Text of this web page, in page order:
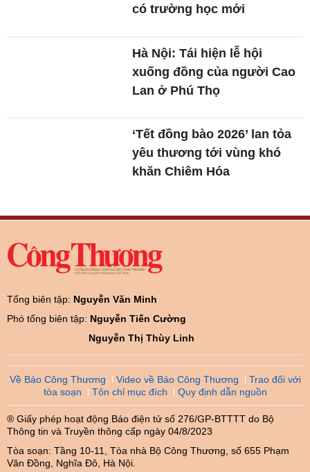
có trường học mới
Hà Nội: Tái hiện lễ hội
xuống đồng của người Cao
Lan ở Phú Thọ
‘Tết đồng bào 2026’ lan tỏa
yêu thương tới vùng khó
khăn Chiêm Hóa
Tổng biên tập: Nguyễn Văn Minh
Phó tổng biên tập: Nguyễn Tiến Cường
Nguyễn Thị Thùy Linh
Về Báo Công Thương Video về Báo Công Thương
Trao đổi với
tòa soạn
Tôn chỉ mục đích Quy định dẫn nguồn
® Giấy phép hoạt động Báo điện tử số 276/GP-BTTTT do Bộ
Thông tin và Truyền thông cấp ngày 04/8/2023
Tòa soạn: Tầng 10-11, Tòa nhà Bộ Công Thương, số 655 Phạm
Văn Đồng, Nghĩa Đô, Hà Nội.